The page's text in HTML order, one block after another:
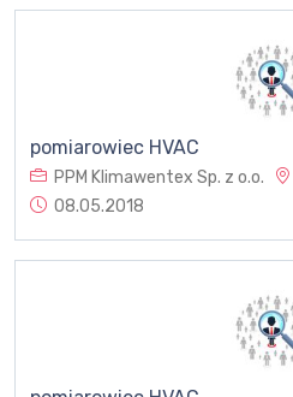
pomiarowiec HVAC
PPM Klimawentex Sp. z o.o.
08.05.2018